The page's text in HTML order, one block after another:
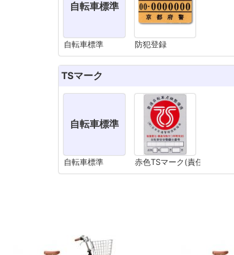
自転車標準
自転車標準 防犯登録
TSマーク
自転車標準
自転車標準 赤色TSマーク(責任賠償保険)